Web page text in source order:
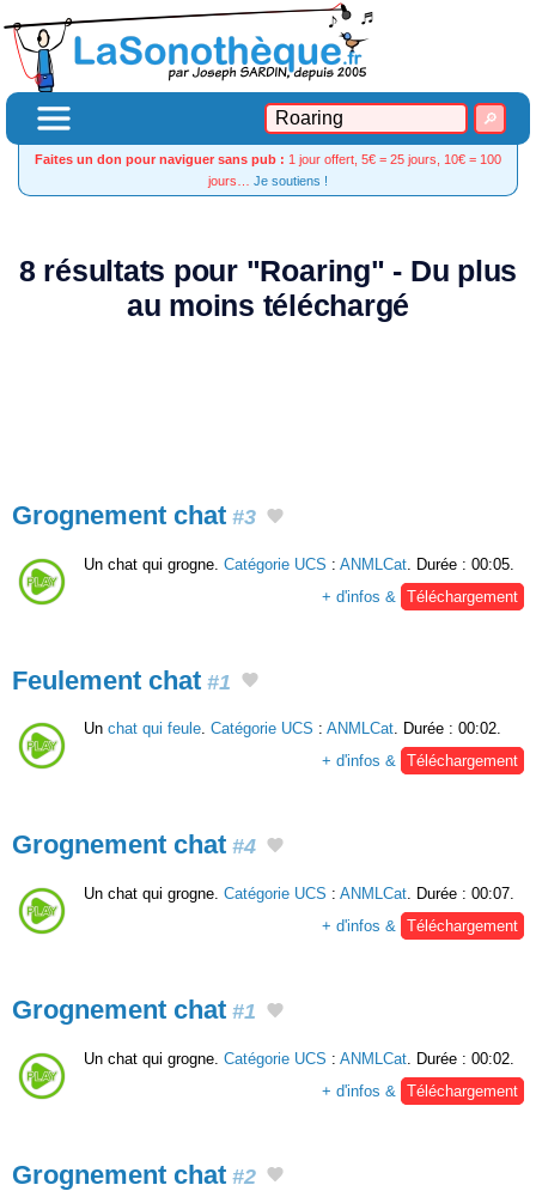
Faites un don pour naviguer sans pub : 1 jour offert, 5€ = 25 jours, 10€ = 100
jours… Je soutiens !
8 résultats pour "Roaring" - Du plus
au moins téléchargé
Grognement chat #3
Un chat qui grogne. Catégorie UCS : ANMLCat . Durée : 00:05.
+ d'infos &
Téléchargement
Feulement chat #1
Un chat qui feule. Catégorie UCS : ANMLCat. Durée : 00:02.
+ d'infos & Téléchargement
Grognement chat #4
Un chat qui grogne. Catégorie UCS : ANMLCat . Durée : 00:07.
+ d'infos &
Téléchargement
Grognement chat #1
Un chat qui grogne. Catégorie UCS : ANMLCat . Durée : 00:02.
+ d'infos &
Téléchargement
Grognement chat #2